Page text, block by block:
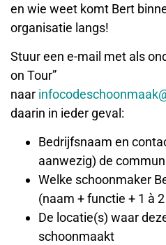
en wie weet komt Bert
organisatie langs!
Stuur een e-mail met als
on Tour”
naar
daarin in ieder geval:
Bedrijfsnaam en
aanwezig) de
Welke schoonmaker
(naam + functie + 1 à
De locatie(s) waar
schoonmaakt